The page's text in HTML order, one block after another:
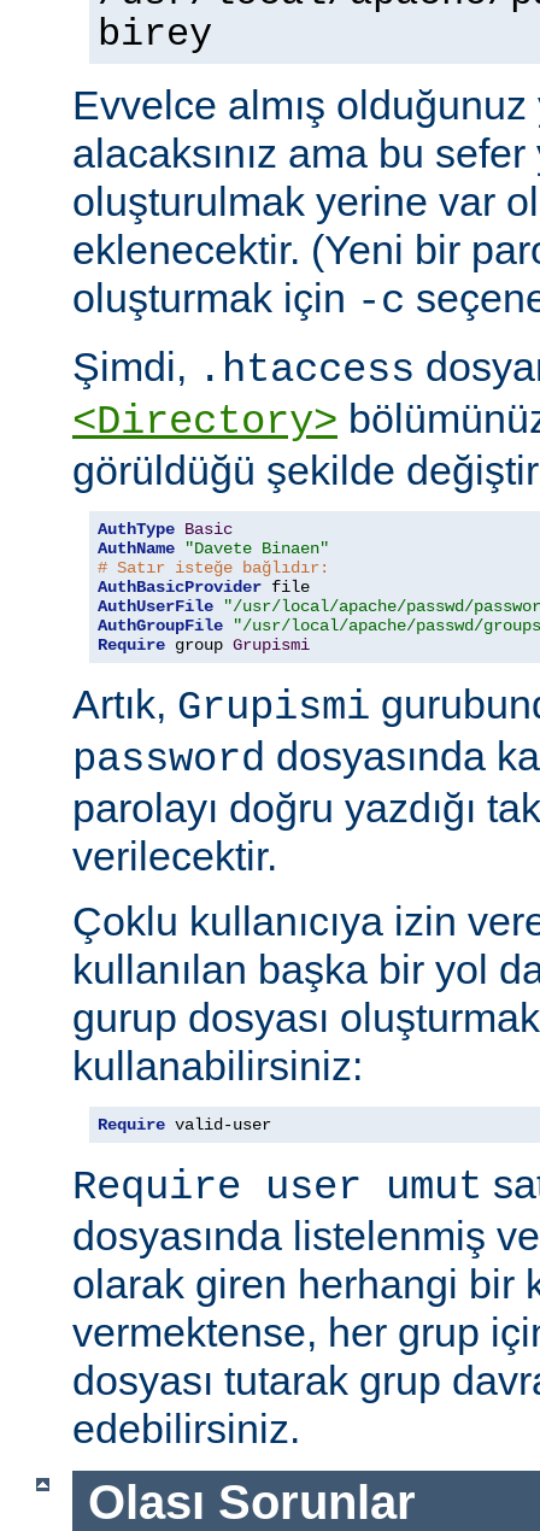
birey
Evvelce almış olduğunuz
alacaksınız ama bu
oluşturulmak yerine var
eklenecektir. (Yeni bir
oluşturmak için -c
Şimdi, .htaccess
<Directory>
görüldüğü şekilde
AuthType Basic
AuthName
"Davete Binaen"
# Satır isteğe bağlıdır:
AuthBasicProvider
AuthUserFile
"/usr/local/apache/passwd/
AuthGroupFile
"/usr/local/apache/passwd/
Require group Grupismi
Artık, Grupismi
password dosyasında
parolayı doğru yazdığı
verilecektir.
Çoklu kullanıcıya izin
kullanılan başka bir yol
gurup dosyası
kullanabilirsiniz:
Require valid-user
Require user umut
dosyasında listelenmiş
olarak giren herhangi bir
vermektense, her grup
dosyası tutarak grup
edebilirsiniz.
Olası Sorunlar